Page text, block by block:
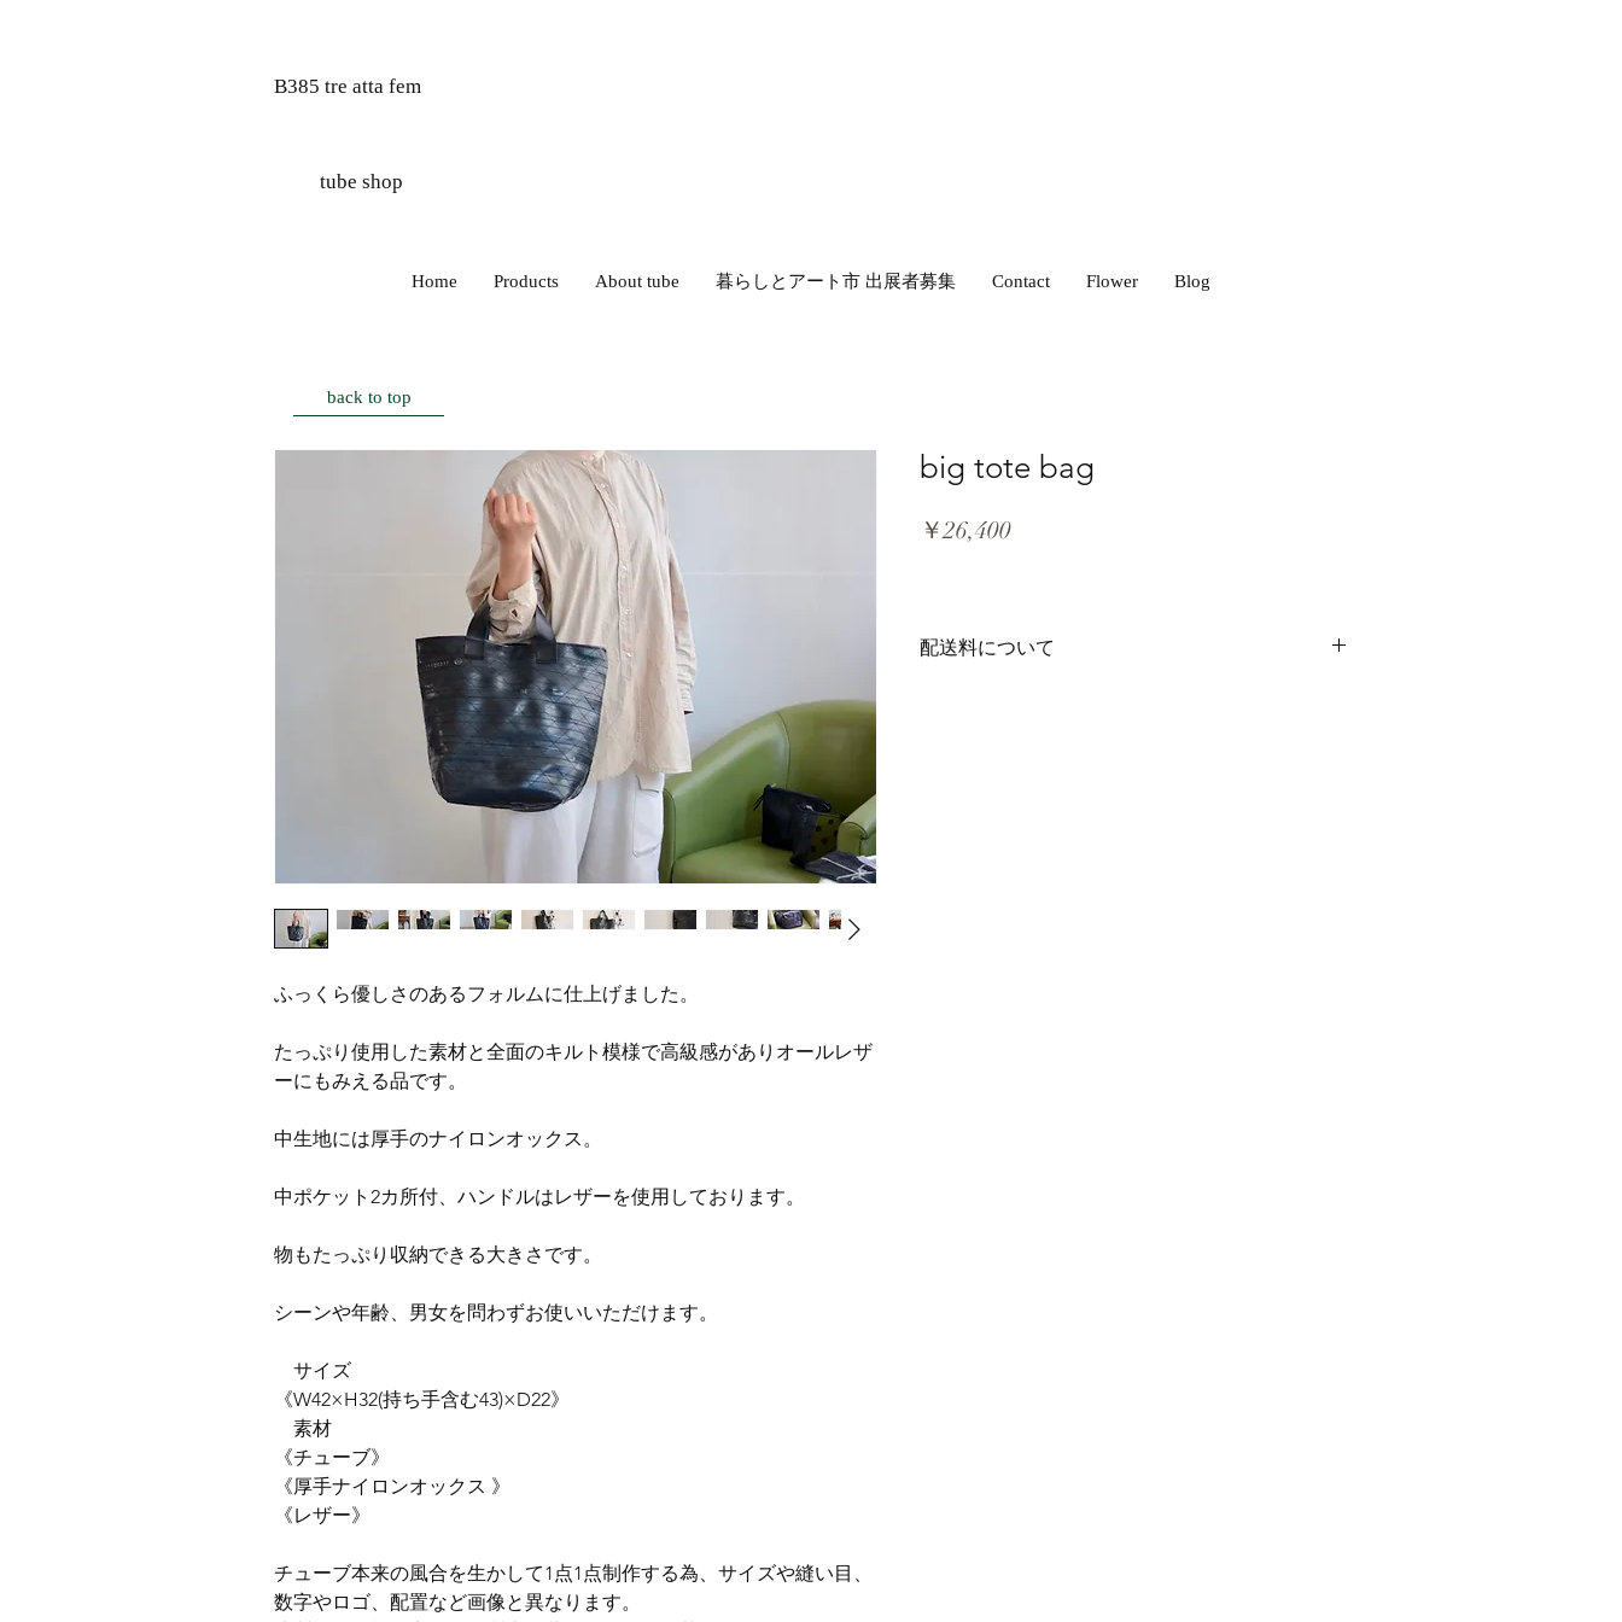
B385 tre atta fem
tube shop
Home Products About tube 暮らしとアート市 出展者募集 Contact Flower Blog
back to top
ふっくら優しさのあるフォルムに仕上げました。
たっぷり使用した素材と全面のキルト模様で高級感がありオールレザ
ーにもみえる品です。
中生地には厚手のナイロンオックス。
中ポケット2カ所付、ハンドルはレザーを使用しております。
物もたっぷり収納できる大きさです。
シーンや年齢、男女を問わずお使いいただけます。
サイズ
《W42×H32(持ち手含む43)×D22》
素材
《チューブ》
《厚手ナイロンオックス 》
《レザー》
チューブ本来の風合を生かして1点1点制作する為、サイズや縫い目、
数字やロゴ、配置など画像と異なります。
big tote bag
￥26,400価
配送料について